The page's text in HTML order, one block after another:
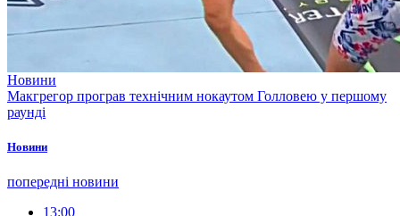
Новини
Макгрегор програв технічним нокаутом Голловею у першому
раунді
Новини
попередні новини
13:00